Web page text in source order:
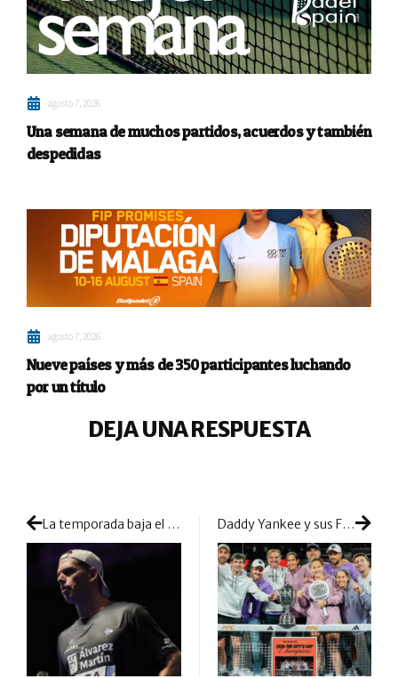
agosto 7, 2026
Una semana de muchos partidos, acuerdos y también
despedidas
agosto 7, 2026
Nueve países y más de 350 participantes luchando
por un título
DEJA UNA RESPUESTA
La temporada baja el telón para Ramiro Moyano Daddy Yankee y sus Flowrida Goats campeonan en la Pro Padel League